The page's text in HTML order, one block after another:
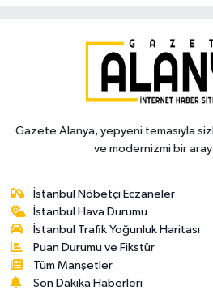
Gazete Alanya, yepyeni temasıyla
ve modernizmi bir
İstanbul Nöbetçi Eczaneler
İstanbul Hava Durumu
İstanbul Trafik Yoğunluk Haritası
Puan Durumu ve Fikstür
Tüm Manşetler
Son Dakika Haberleri